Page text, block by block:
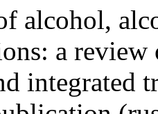
alcohol,
a
integrated